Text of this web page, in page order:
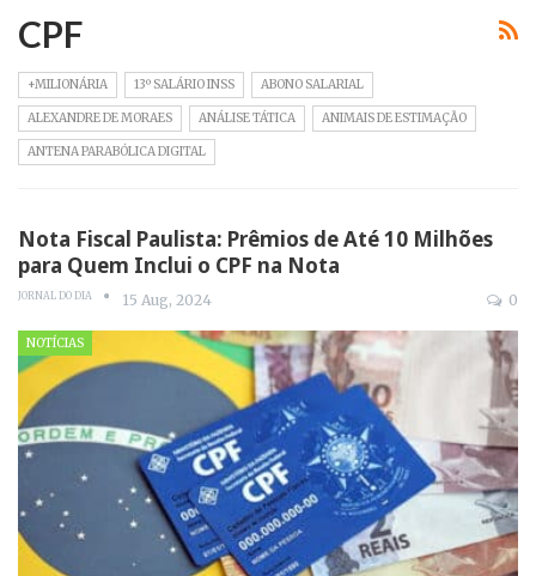
CPF
+MILIONÁRIA 13º SALÁRIO INSS ABONO SALARIAL
ALEXANDRE DE MORAES ANÁLISE TÁTICA ANIMAIS DE ESTIMAÇÃO
ANTENA PARABÓLICA DIGITAL
Nota Fiscal Paulista: Prêmios de Até 10 Milhões
para Quem Inclui o CPF na Nota
JORNAL DO DIA 15 Aug, 2024 0
NOTÍCIAS